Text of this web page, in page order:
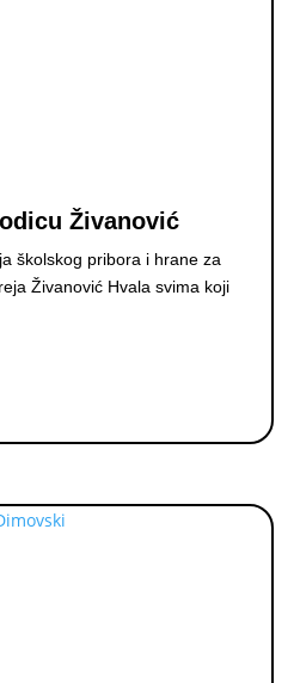
Živanović
školskog pribora i hrane za
Živanović Hvala svima koji